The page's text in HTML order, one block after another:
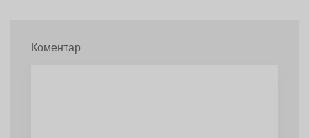
Коментар